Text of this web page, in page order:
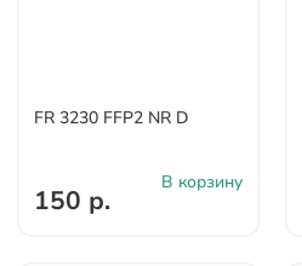
FR 3230 FFP2 NR D
150 р.
В корзину